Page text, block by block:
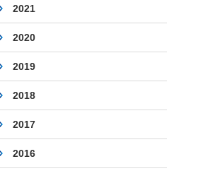
2021
2020
2019
2018
2017
2016